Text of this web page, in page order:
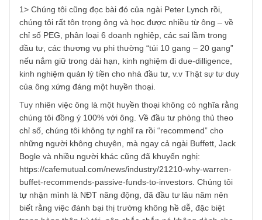
TGN_S.A.F.E Team
15/01/2022 at 8:10 PM
Vâng cám ơn câu hỏi rất hay và hóc búa của anh. Rất
mong được biết quý danh của anh!
Anh tóm tắt ý của BBT trong bài bàn về phân bổ danh
cho NĐT phòng thủ tương đối chính xác rồi. Chúng ta
bàn vào các điểm mà anh muốn chúng tôi trả lời:
1> Chúng tôi cũng đọc bài đó của ngài Peter Lynch rồi,
chúng tôi rất tôn trọng ông và học được nhiều từ ông – về
chỉ số PEG, phân loại 6 doanh nghiệp, các sai lầm trong
đầu tư, các thương vụ phi thường “túi 10 gang – 20 gang”
nếu nắm giữ trong dài hạn, kinh nghiệm đi due-dilligence,